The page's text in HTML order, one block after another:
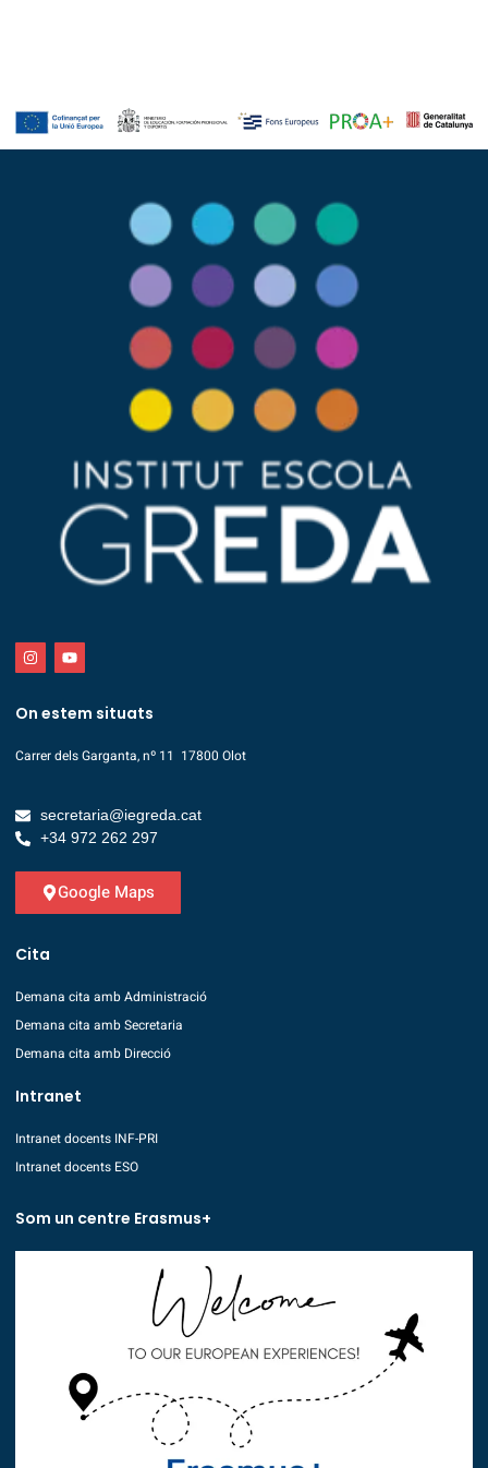
On estem situats
Carrer dels Garganta, nº 11 17800 Olot
secretaria@iegreda.cat
+34 972 262 297
Google Maps
Cita
Demana cita amb Administració
Demana cita amb Secretaria
Demana cita amb Direcció
Intranet
Intranet docents INF-PRI
Intranet docents ESO
Som un centre Erasmus+